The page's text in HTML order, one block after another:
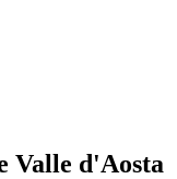
Valle d'Aosta